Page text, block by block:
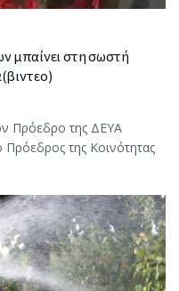
μπαίνει στη σωστή
Πρόεδρο της ΔΕΥΑ
Πρόεδρος της Κοινότητας